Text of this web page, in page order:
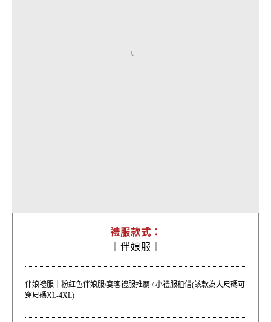
禮服款式：
伴娘服｜
伴娘禮服｜粉紅色伴娘服/宴客禮服推薦 / 小禮服租借(該款為大尺碼可
穿尺碼XL-4XL)